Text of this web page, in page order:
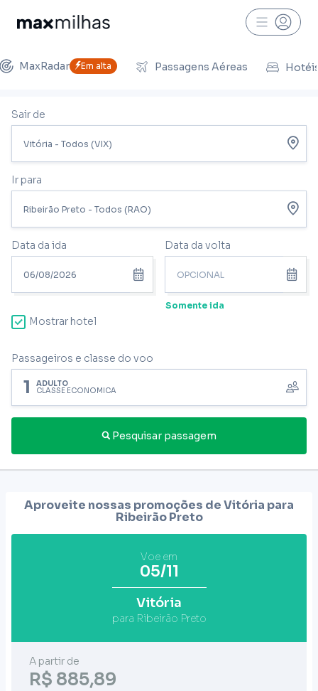
MaxRadar Em alta Passagens Aéreas
Sair de
Ir para
Data da ida Data da volta
Somente ida
Mostrar hotel
Passageiros e classe do voo
1 ADULTO
CLASSE ECONÔMICA
Pesquisar passagem
Aproveite nossas promoções de Vitória para
Ribeirão Preto
Voe em
05/11
Vitória
para Ribeirão Preto
A partir de
R$ 885,89